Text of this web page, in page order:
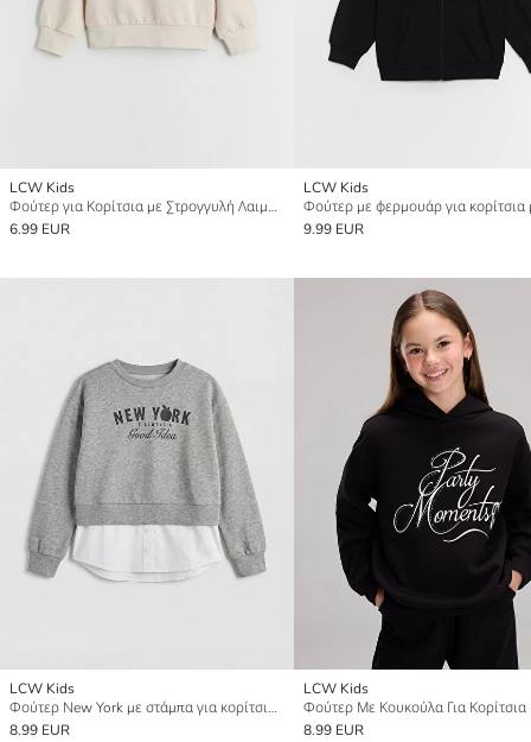
LCW Kids
Φούτερ για Κορίτσια με Στρογγυλή Λαιμόκοψη και Παχύ Ύφασμα
6.99 EUR
LCW Kids
9.99 EUR
LCW Kids
Φούτερ New York με στάμπα για κορίτσια με στρογγυλή λαιμόκοψη
8.99 EUR
LCW Kids
Φούτερ Με Κουκούλα Για
8.99 EUR